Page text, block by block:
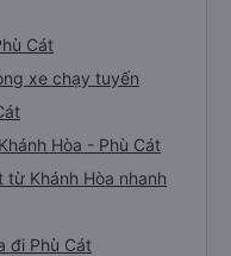
Cát
xe chạy tuyến
Hòa - Phù Cát
Khánh Hòa nhanh
đi Phù Cát